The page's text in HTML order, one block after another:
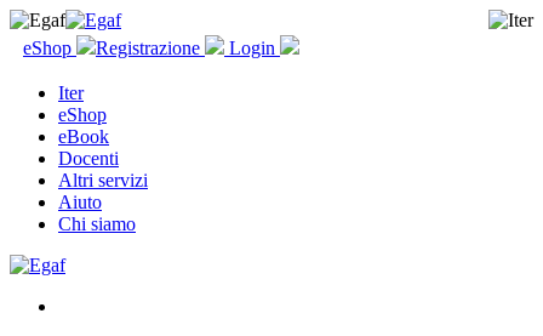
eShop Registrazione Login
Iter
eShop
eBook
Docenti
Altri servizi
Aiuto
Chi siamo